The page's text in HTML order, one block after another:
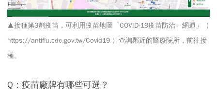
▲接種第3劑疫苗，可利用疫苗地圖「COVID-19疫苗防治一網通」（
https://antiflu.cdc.gov.tw/Covid19 ）查詢鄰近的醫療院所，前往接
種。
Q：疫苗廠牌有哪些可選？